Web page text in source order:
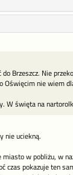
Brzeszcz. Nie
Oświęcim nie wiem
W święta na
nie uciekną.
w pobliżu, w
czas pokazuje ten